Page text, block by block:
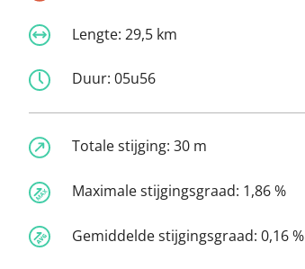
Lengte: 29,5 km
Duur: 05u56
Totale stijging: 30 m
Maximale stijgingsgraad: 1,86 %
Gemiddelde stijgingsgraad: 0,16 %